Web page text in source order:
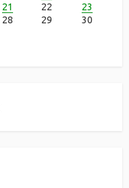
21 22
23
28 29
30